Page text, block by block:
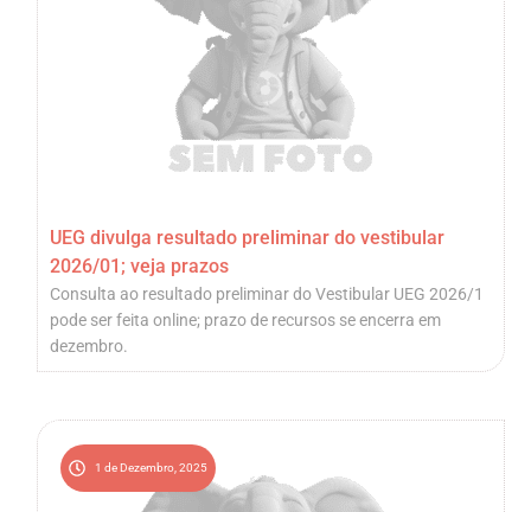
UEG divulga resultado preliminar do vestibular
2026/01; veja prazos
Consulta ao resultado preliminar do Vestibular UEG 2026/1
pode ser feita online; prazo de recursos se encerra em
dezembro.
1 de Dezembro, 2025